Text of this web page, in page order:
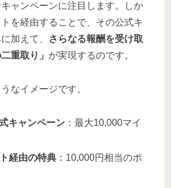
ャンペーンに注目します。しか
を経由することで、その公式キ
加えて、
さらなる報酬を受け取
重取り」 が実現するのです。
なイメージです。
キャンペーン ：最大10,000マイ
経由の特典 ：10,000円相当のポ